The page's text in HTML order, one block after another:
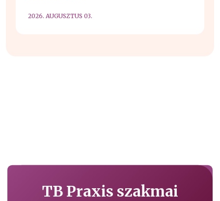
2026. AUGUSZTUS 03.
TB Praxis szakmai